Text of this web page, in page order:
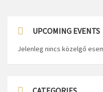
UPCOMING EVENTS
Jelenleg nincs közelgő